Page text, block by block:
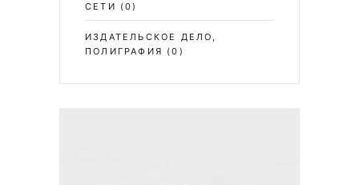
СЕТИ (0)
ИЗДАТЕЛЬСКОЕ ДЕЛО,
ПОЛИГРАФИЯ (0)